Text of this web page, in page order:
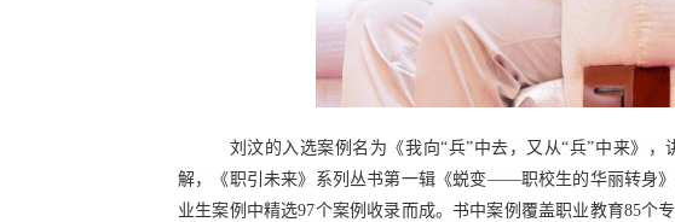
刘汶的入选案例名为《我向“兵”中去，又从“兵”中来》
解，《职引未来》系列丛书第一辑《蜕变——职校生的华丽转身
业生案例中精选97个案例收录而成。书中案例覆盖职业教育85个